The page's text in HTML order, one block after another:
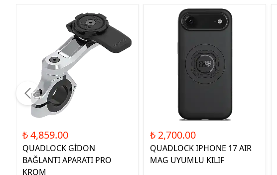
₺ 4,859.00
QUADLOCK GİDON
BAĞLANTI APARATI PRO
KROM
₺ 2,700.00
QUADLOCK IPHONE 17 AIR
MAG UYUMLU KILIF